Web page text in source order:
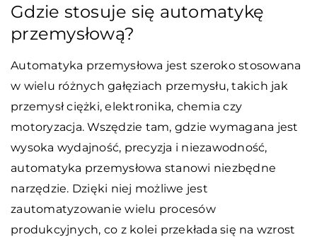
Gdzie stosuje się automatykę
przemysłową?
Automatyka przemysłowa jest szeroko stosowana
w wielu różnych gałęziach przemysłu, takich jak
przemysł ciężki, elektronika, chemia czy
motoryzacja. Wszędzie tam, gdzie wymagana jest
wysoka wydajność, precyzja i niezawodność,
automatyka przemysłowa stanowi niezbędne
narzędzie. Dzięki niej możliwe jest
zautomatyzowanie wielu procesów
produkcyjnych, co z kolei przekłada się na wzrost